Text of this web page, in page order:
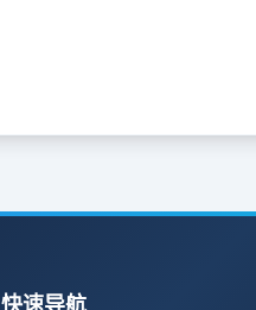
快速导航